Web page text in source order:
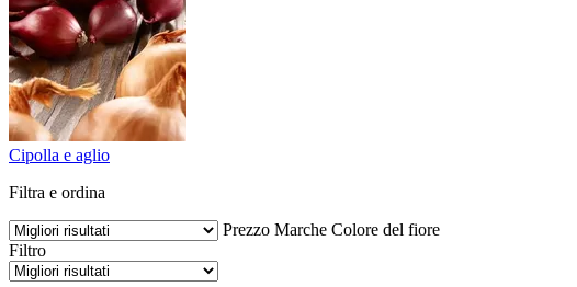
Cipolla e aglio
Filtra e ordina
Prezzo Marche Colore del fiore
Filtro